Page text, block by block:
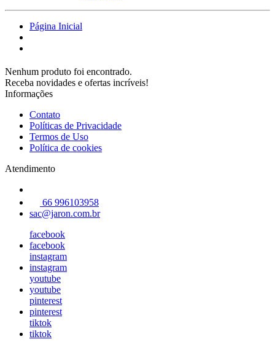
Página Inicial
Nenhum produto foi encontrado.
Receba novidades e ofertas incríveis!
Informações
Contato
Políticas de Privacidade
Termos de Uso
Política de cookies
Atendimento
66 996103958
sac@jaron.com.br
facebook
facebook
instagram
instagram
youtube
youtube
pinterest
pinterest
tiktok
tiktok